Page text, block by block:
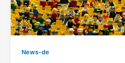
News-de